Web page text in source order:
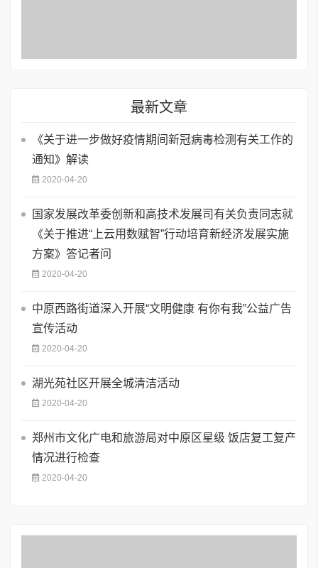
最新文章
《关于进一步做好疫情期间新冠病毒检测有关工作的
通知》解读
2020-04-20
国家发展改革委创新和高技术发展司有关负责同志就
《关于推进“上云用数赋智”行动培育新经济发展实施
方案》答记者问
2020-04-20
中原西路街道深入开展“文明健康 有你有我”公益广告
宣传活动
2020-04-20
湖光苑社区开展全城清洁活动
2020-04-20
郑州市文化广电和旅游局对中原区星级 饭店复工复产
情况进行检查
2020-04-20